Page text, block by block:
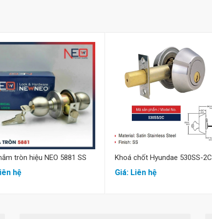
Mua hàng
tròn hiệu NEO 5881 SS
hệ
Mua hàng
Khoá chốt Hyundae 530SS-2C
Giá: Liên hệ